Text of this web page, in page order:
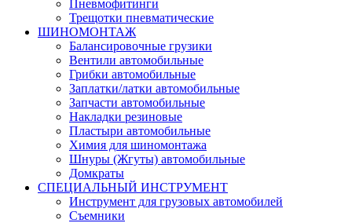
Пневмофитинги
Трещотки пневматические
ШИНОМОНТАЖ
Балансировочные грузики
Вентили автомобильные
Грибки автомобильные
Заплатки/латки автомобильные
Запчасти автомобильные
Накладки резиновые
Пластыри автомобильные
Химия для шиномонтажа
Шнуры (Жгуты) автомобильные
Домкраты
СПЕЦИАЛЬНЫЙ ИНСТРУМЕНТ
Инструмент для грузовых автомобилей
Съемники